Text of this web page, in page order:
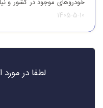
خودروهای موجود در کشور و
قطعات یدکی همواره از
که قصد واردات قطعات یدکی
1405-5-10
لطفا در